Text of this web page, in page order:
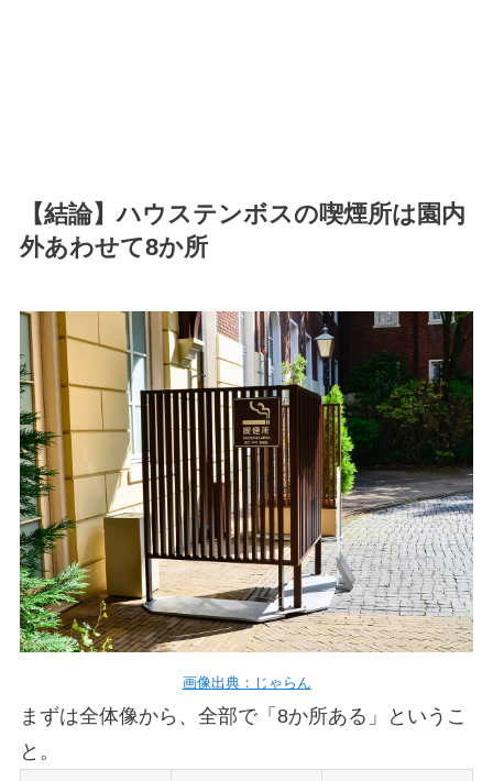
【結論】ハウステンボスの喫煙所は園内
外あわせて8か所
画像出典：じゃらん
まずは全体像から、全部で「8か所ある」というこ
と。